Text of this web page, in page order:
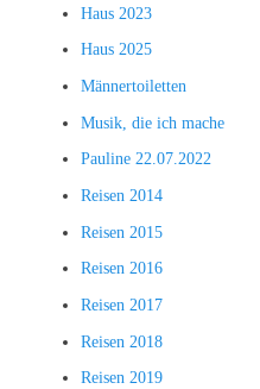
Haus 2023
Haus 2025
Männertoiletten
Musik, die ich mache
Pauline 22.07.2022
Reisen 2014
Reisen 2015
Reisen 2016
Reisen 2017
Reisen 2018
Reisen 2019